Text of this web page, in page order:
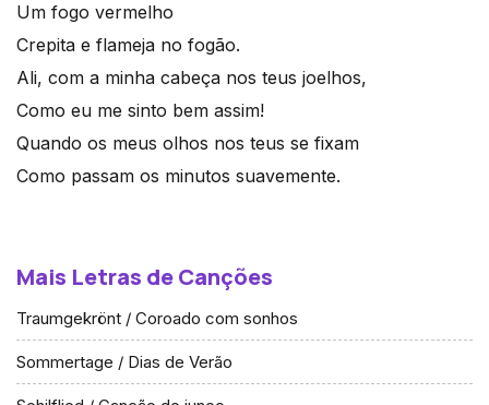
Um fogo vermelho
Crepita e flameja no fogão.
Ali, com a minha cabeça nos teus joelhos,
Como eu me sinto bem assim!
Quando os meus olhos nos teus se fixam
Como passam os minutos suavemente.
Mais Letras de Canções
Traumgekrönt / Coroado com sonhos
Sommertage / Dias de Verão